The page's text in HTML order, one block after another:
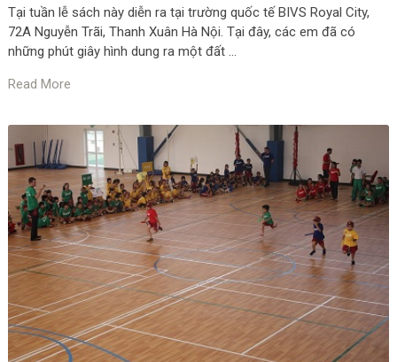
Tại tuần lễ sách này diễn ra tại trường quốc tế BIVS Royal City,
72A Nguyễn Trãi, Thanh Xuân Hà Nội. Tại đây, các em đã có
những phút giây hình dung ra một đất …
Read More